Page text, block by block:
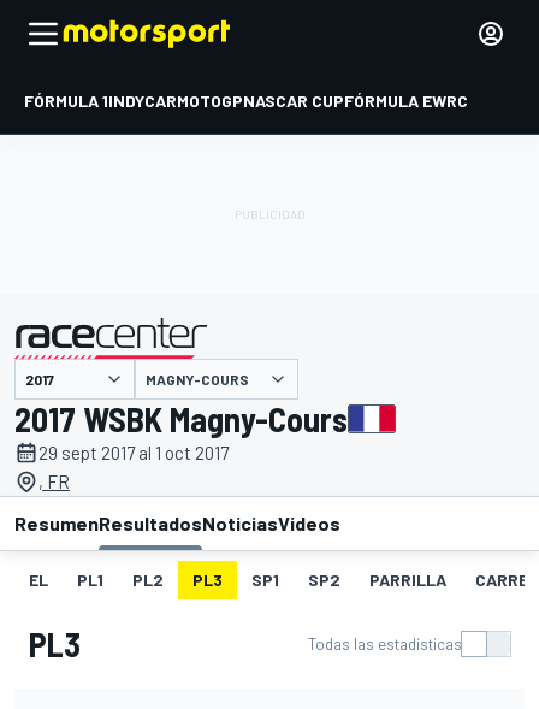
FÓRMULA 1INDYCARMOTOGPNASCAR CUPFÓRMULA EWRC
presentado por MAGNY-COURS
2017 WSBK Magny-Cours
29 sept 2017 al 1 oct 2017
, FR
ResumenResultadosNoticiasVideos
EL PL1 PL2 PL3 SP1 SP2 PARRILLA
PL3 Todas las estadísticas